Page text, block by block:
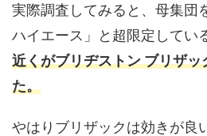
実際調査してみると、母集団
ハイエース」と超限定してい
近くがブリヂストン ブリザ
た。
やはりブリザックは効きが良